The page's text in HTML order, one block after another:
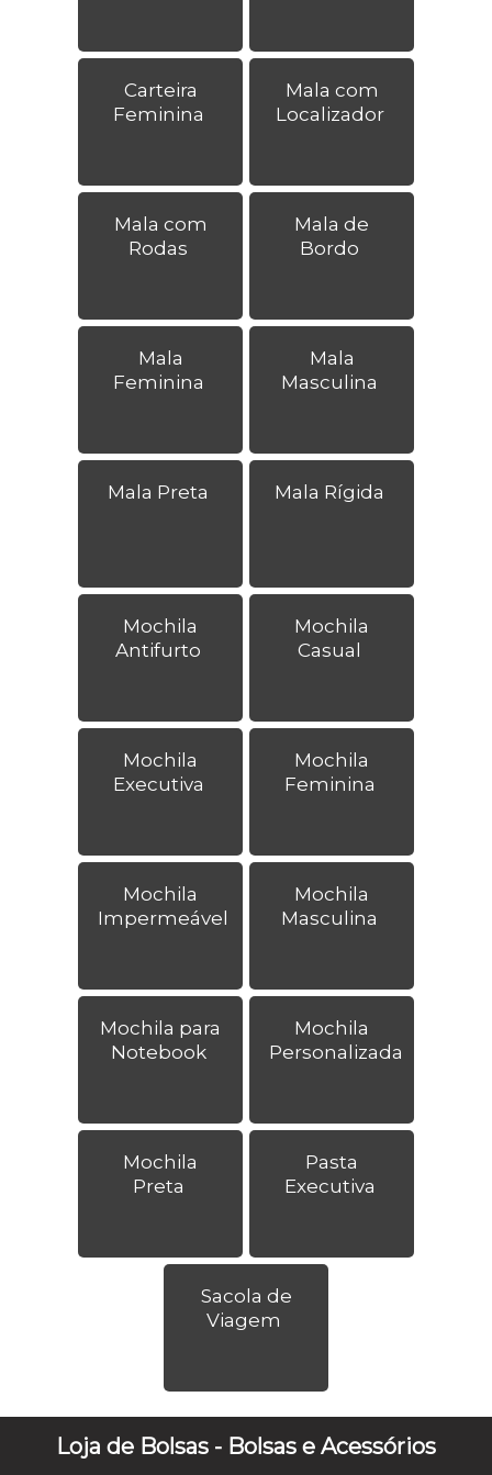
Carteira
Feminina
Mala com
Localizador
Mala com
Rodas
Mala de
Bordo
Mala
Feminina
Mala
Masculina
Mala Preta Mala Rígida
Mochila
Antifurto
Mochila
Casual
Mochila
Executiva
Mochila
Feminina
Mochila
Impermeável
Mochila
Masculina
Mochila para
Notebook
Mochila
Personalizada
Mochila
Preta
Pasta
Executiva
Sacola de
Viagem
Loja de Bolsas - Bolsas e Acessórios